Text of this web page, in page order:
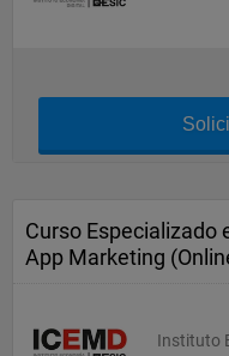
Curso Especializado
App Marketing
Instituto